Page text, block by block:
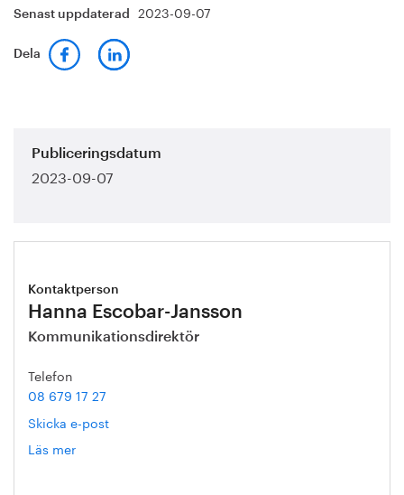
Senast uppdaterad 2023-09-07
Dela
Publiceringsdatum
2023-09-07
Kontaktperson
Hanna Escobar-Jansson
Kommunikationsdirektör
Telefon
08 679 17 27
Skicka e-post
Läs mer